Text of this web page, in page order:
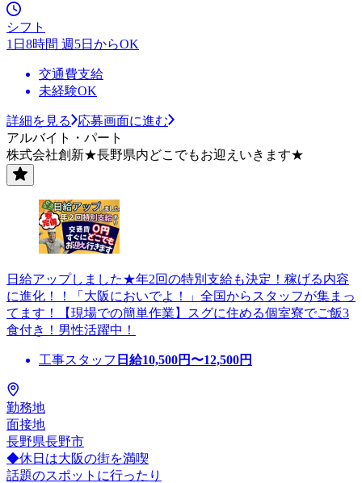
シフト
1日8時間 週5日からOK
交通費支給
未経験OK
詳細を見る
応募画面に進む
アルバイト・パート
株式会社創新★長野県内どこでもお迎えいきます★
日給アップしました★年2回の特別支給も決定！稼げる内容
に進化！！「大阪においでよ！」全国からスタッフが集まっ
てます！【現場での簡単作業】スグに住める個室寮でご飯3
食付き！男性活躍中！
工事スタッフ 日給10,500円〜12,500円
勤務地
面接地
長野県長野市
◆休日は大阪の街を満喫
話題のスポットに行ったり